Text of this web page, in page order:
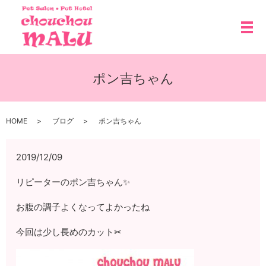
メ
ポン吉ちゃん
HOME ブログ ポン吉ちゃん
2019/12/09
リピーターのポン吉ちゃん✨
お腹の調子よくなってよかったね
今回は少し長めのカット✂